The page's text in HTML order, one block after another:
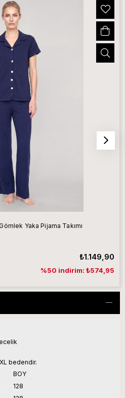
Yaka Pijama Takımı
₺1.149,90
%50 indirim: ₺574,95
bedendir.
BOY
128